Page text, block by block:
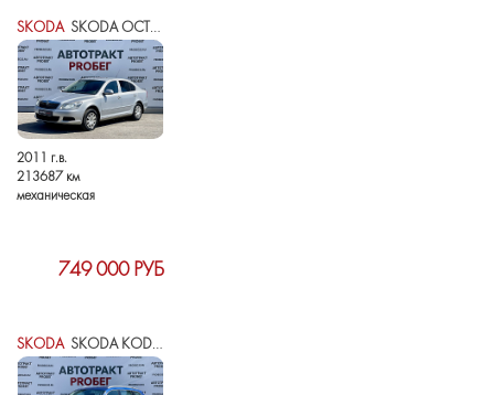
SKODASKODA OCTAVIA II (A5) РЕСТАЙЛИНГ
2011 г.в.
213687 км
механическая
749 000 РУБ
SKODASKODA KODIAQ I